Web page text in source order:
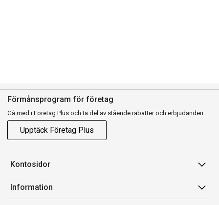
Förmånsprogram för företag
Gå med i Företag Plus och ta del av stående rabatter och erbjudanden.
Upptäck Företag Plus
Kontosidor
Mina sidor
Orderhistorik
Information